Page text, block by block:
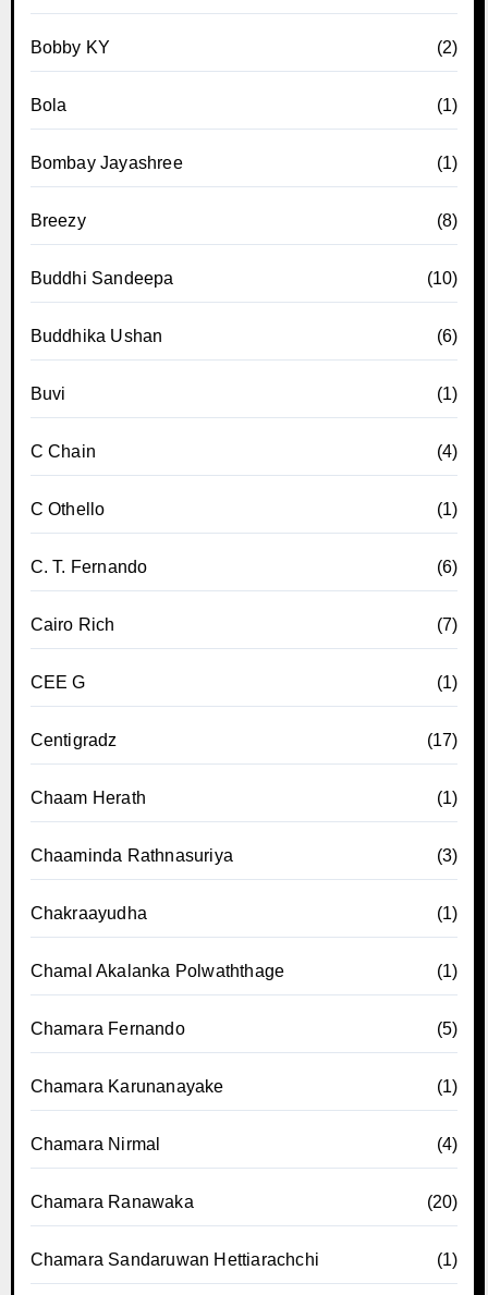
Bobby KY (2)
Bola (1)
Bombay Jayashree (1)
Breezy (8)
Buddhi Sandeepa (10)
Buddhika Ushan (6)
Buvi (1)
C Chain (4)
C Othello (1)
C. T. Fernando (6)
Cairo Rich (7)
CEE G (1)
Centigradz (17)
Chaam Herath (1)
Chaaminda Rathnasuriya (3)
Chakraayudha (1)
Chamal Akalanka Polwaththage (1)
Chamara Fernando (5)
Chamara Karunanayake (1)
Chamara Nirmal (4)
Chamara Ranawaka (20)
Chamara Sandaruwan Hettiarachchi (1)